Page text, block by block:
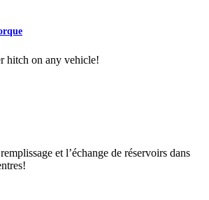
hitch on any vehicle!
et l’échange de réservoirs dans